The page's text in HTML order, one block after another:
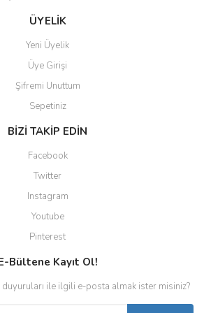
ÜYELİK
Yeni Üyelik
Üye Girişi
Şifremi Unuttum
Sepetiniz
BİZİ TAKİP EDİN
Facebook
Twitter
Instagram
Youtube
Pinterest
Bültene Kayıt Ol!
duyuruları ile ilgili e-posta almak ister misiniz?